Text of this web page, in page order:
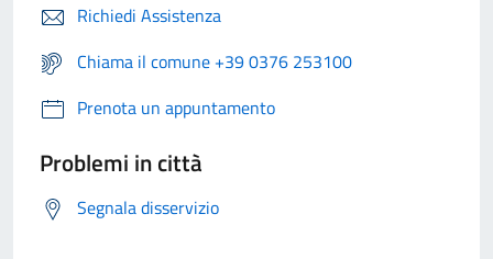
Richiedi Assistenza
Chiama il comune +39 0376 253100
Prenota un appuntamento
Problemi in città
Segnala disservizio